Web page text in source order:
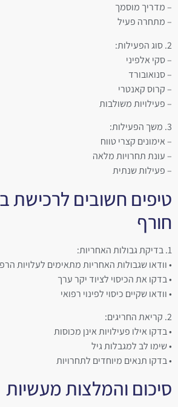
– מדריך מוסמך
– מתחרה פעיל
2. סוג הפעילות:
– סקי אלפיני
– סנואובורד
– קרוס קאנטרי
– פעילויות משולבות
3. משך הפעילות:
– אימונים קצרי טווח
– עונת תחרויות מלאה
– פעילות שנתית
טיפים חשובים לרכישת
חורף
1. בדיקת גבולות האחריות:
• וודאו שגבולות האחריות מתאימים לעלויות
• בדקו את הכיסוי לציוד יקר ערך
• וודאו שקיים כיסוי לפינוי רפואי
2. קריאת החריגים:
• בדקו אילו פעילויות אינן מכוסות
• שימו לב למגבלות גיל
• בדקו תנאים מיוחדים לתחרויות
סיכום והמלצות מעשיות